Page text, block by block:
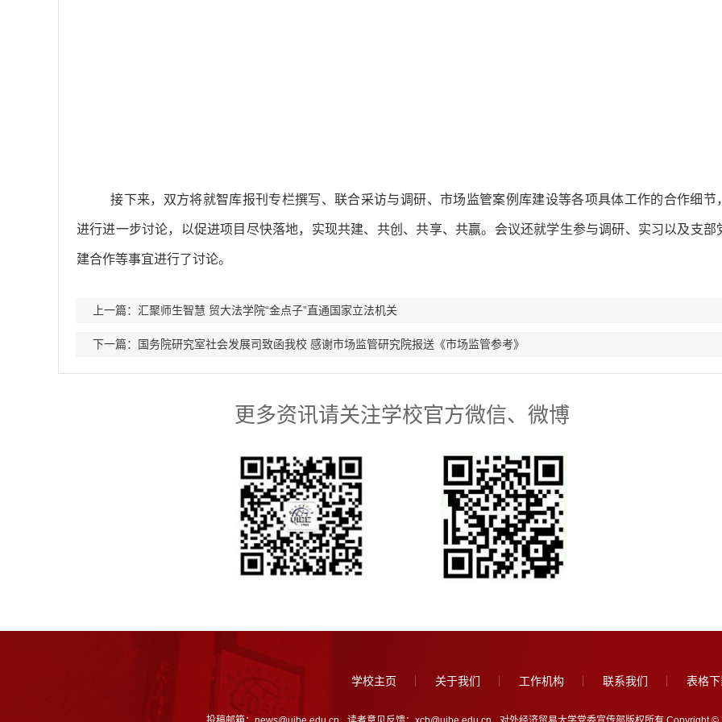
接下来，双方将就智库报刊专栏撰写、联合采访与调研、市场监管案例库建设等各项具体工作的合作细节
进行进一步讨论，以促进项目尽快落地，实现共建、共创、共享、共赢。会议还就学生参与调研、实习以及支部
建合作等事宜进行了讨论。
上一篇：汇聚师生智慧 贸大法学院“金点子”直通国家立法机关
下一篇：国务院研究室社会发展司致函我校 感谢市场监管研究院报送《市场监管参考》
更多资讯请关注学校官方微信、微博
学校主页 关于我们 工作机构 联系我们 表格